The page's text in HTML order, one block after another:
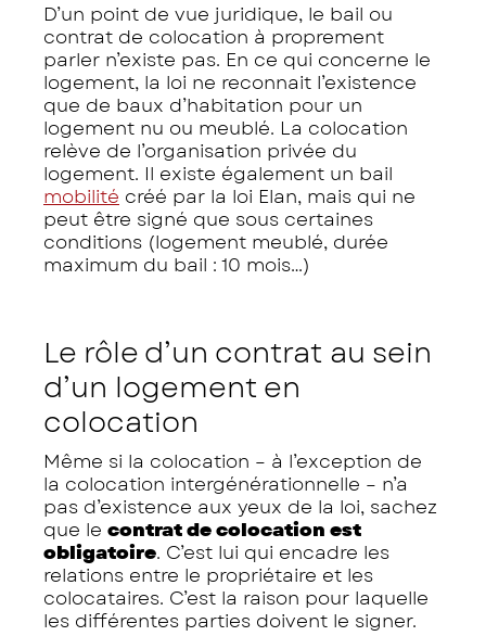
D’un point de vue juridique, le bail ou
contrat de colocation à proprement
parler n’existe pas. En ce qui concerne le
logement, la loi ne reconnait l’existence
que de baux d’habitation pour un
logement nu ou meublé. La colocation
relève de l’organisation privée du
logement. Il existe également un bail
mobilité créé par la loi Elan, mais qui ne
peut être signé que sous certaines
conditions (logement meublé, durée
maximum du bail : 10 mois…)
Le rôle d’un contrat au sein
d’un logement en
colocation
Même si la colocation – à l’exception de
la colocation intergénérationnelle – n’a
pas d’existence aux yeux de la loi, sachez
que le contrat de colocation est
obligatoire. C’est lui qui encadre les
relations entre le propriétaire et les
colocataires. C’est la raison pour laquelle
les différentes parties doivent le signer.